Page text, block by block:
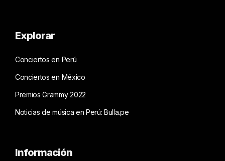
Explorar
Conciertos en Perú
Conciertos en México
Premios Grammy 2022
Noticias de música en Perú: Bulla.pe
Información